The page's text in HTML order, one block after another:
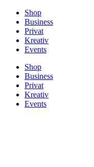
Shop
Business
Privat
Kreativ
Events
Shop
Business
Privat
Kreativ
Events